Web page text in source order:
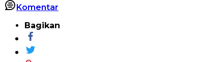
Komentar
Bagikan